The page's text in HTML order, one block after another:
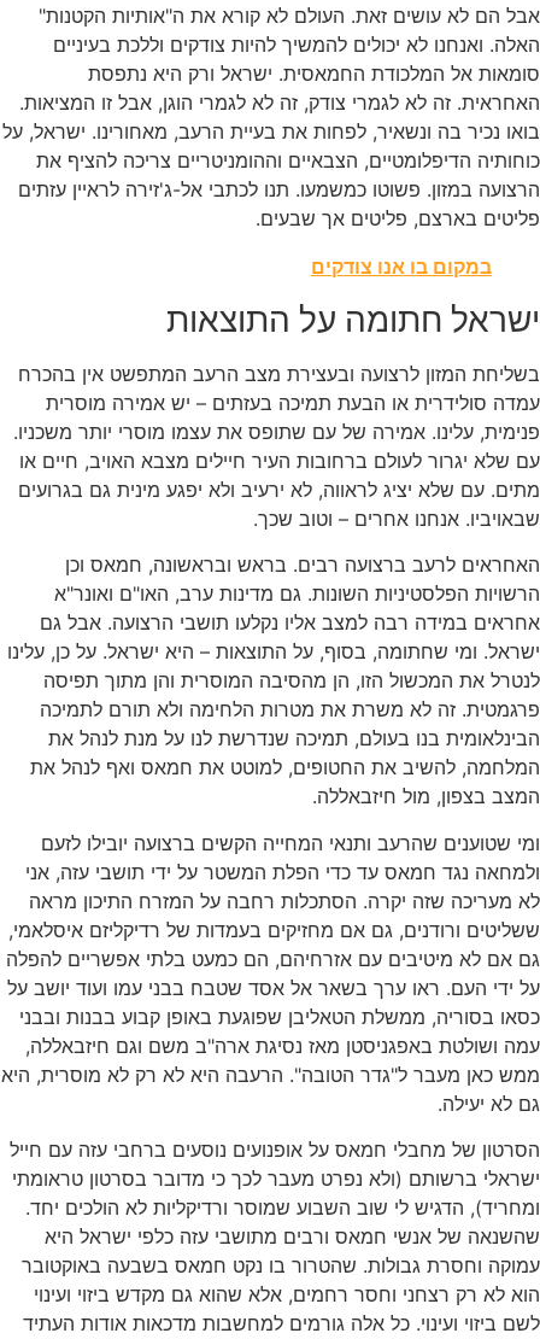
הם לא עושים זאת. העולם לא קורא את ה"אותיות הקטנות"
ואנחנו לא יכולים להמשיך להיות צודקים וללכת בעיניים
אל המלכודת החמאסית. ישראל ורק היא נתפסת
זה לא לגמרי צודק, זה לא לגמרי הוגן, אבל זו המציאות.
נכיר בה ונשאיר, לפחות את בעיית הרעב, מאחורינו. ישראל, על
הדיפלומטיים, הצבאיים וההומניטריים צריכה להציף את
במזון. פשוטו כמשמעו. תנו לכתבי אל-ג'זירה לראיין עזתים
בארצם, פליטים אך שבעים.
במקום בו אנו צודקים
חתומה על התוצאות
המזון לרצועה ובעצירת מצב הרעב המתפשט אין בהכרח
סולידרית או הבעת תמיכה בעזתים – יש אמירה מוסרית
עלינו. אמירה של עם שתופס את עצמו מוסרי יותר משכניו.
שלא יגרור לעולם ברחובות העיר חיילים מצבא האויב, חיים או
עם שלא יציג לראווה, לא ירעיב ולא יפגע מינית גם בגרועים
אנחנו אחרים – וטוב שכך.
לרעב ברצועה רבים. בראש ובראשונה, חמאס וכן
הפלסטיניות השונות. גם מדינות ערב, האו"ם ואונר"א
במידה רבה למצב אליו נקלעו תושבי הרצועה. אבל גם
ומי שחתומה, בסוף, על התוצאות – היא ישראל. על כן, עלינו
את המכשול הזו, הן מהסיבה המוסרית והן מתוך תפיסה
זה לא משרת את מטרות הלחימה ולא תורם לתמיכה
בנו בעולם, תמיכה שנדרשת לנו על מנת לנהל את
להשיב את החטופים, למוטט את חמאס ואף לנהל את
בצפון, מול חיזבאללה.
שטוענים שהרעב ותנאי המחייה הקשים ברצועה יובילו לזעם
נגד חמאס עד כדי הפלת המשטר על ידי תושבי עזה, אני
מעריכה שזה יקרה. הסתכלות רחבה על המזרח התיכון מראה
ורודנים, גם אם מחזיקים בעמדות של רדיקליזם איסלאמי,
אם לא מיטיבים עם אזרחיהם, הם כמעט בלתי אפשריים להפלה
ידי העם. ראו ערך בשאר אל אסד שטבח בבני עמו ועוד יושב על
בסוריה, ממשלת הטאליבן שפוגעת באופן קבוע בבנות ובבני
ושולטת באפגניסטן מאז נסיגת ארה"ב משם וגם חיזבאללה,
כאן מעבר ל"גדר הטובה". הרעבה היא לא רק לא מוסרית, היא
לא יעילה.
של מחבלי חמאס על אופנועים נוסעים ברחבי עזה עם חייל
ברשותם (ולא נפרט מעבר לכך כי מדובר בסרטון טראומתי
הדגיש לי שוב השבוע שמוסר ורדיקליות לא הולכים יחד.
של אנשי חמאס ורבים מתושבי עזה כלפי ישראל היא
וחסרת גבולות. שהטרור בו נקט חמאס בשבעה באוקטובר
לא רק רצחני וחסר רחמים, אלא שהוא גם מקדש ביזוי ועינוי
ביזוי ועינוי. כל אלה גורמים למחשבות מדכאות אודות העתיד